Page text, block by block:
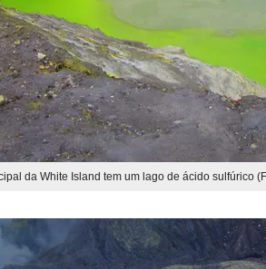
da White Island tem um lago de ácido sulfúrico